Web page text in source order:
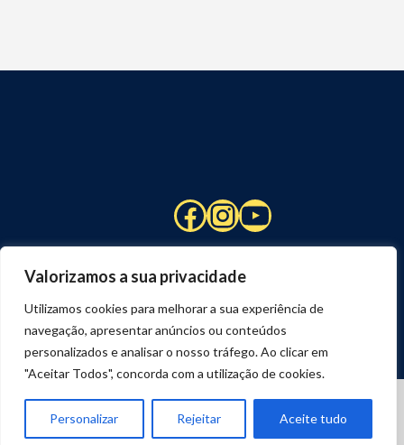
Valorizamos a sua privacidade
Utilizamos cookies para melhorar a sua experiência de
navegação, apresentar anúncios ou conteúdos
personalizados e analisar o nosso tráfego. Ao clicar em
"Aceitar Todos", concorda com a utilização de cookies.
Personalizar Rejeitar Aceite tudo
Facebook
Instagram
YouTube
DESENVOLVIDO POR
JOSEXAVIER.COM